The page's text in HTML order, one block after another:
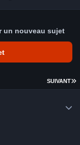
un nouveau sujet
SUIVANT